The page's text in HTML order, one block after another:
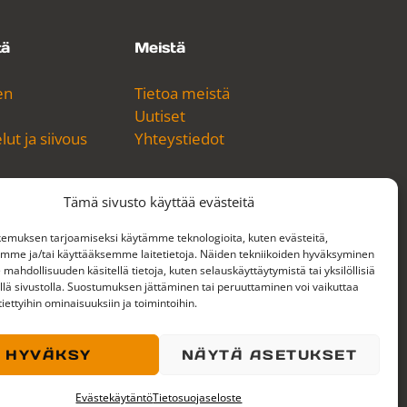
Tämä sivusto käyttää evästeitä
tarjoamiseksi käytämme teknologioita, kuten evästeitä,
ja/tai käyttääksemme laitetietoja. Näiden tekniikoiden hyväksyminen
käsitellä tietoja, kuten selauskäyttäytymistä tai yksilöllisiä
sivustolla. Suostumuksen jättäminen tai peruuttaminen voi vaikuttaa
ominaisuuksiin ja toimintoihin.
HYVÄKSY NÄYTÄ ASETUKSET
EvästekäytäntöTietosuojaseloste
ja siivous
Meistä
Tietoa meistä
Uutiset
Yhteystiedot
YouTube LinkedIn
Henkilöstöpalveluyritysten Liiton jäsen